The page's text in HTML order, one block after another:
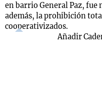
en barrio General Paz, fue
además, la prohibición
cooperativizados.
Añadir